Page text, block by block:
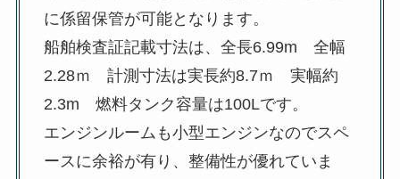
に係留保管が可能となります。
船舶検査証記載寸法は、全長6.99m 全幅
2.28ｍ 計測寸法は実長約8.7ｍ 実幅約
2.3m 燃料タンク容量は100Lです。
エンジンルームも小型エンジンなのでスペ
ースに余裕が有り、整備性が優れていま